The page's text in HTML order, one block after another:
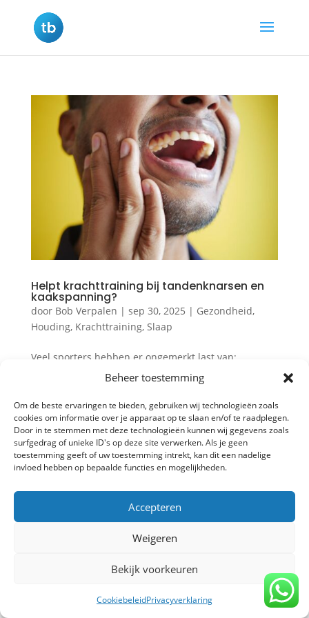
Beheer toestemming
Om de beste ervaringen te bieden, gebruiken wij technologieën zoals
cookies om informatie over je apparaat op te slaan en/of te raadplegen.
Door in te stemmen met deze technologieën kunnen wij gegevens zoals
surfgedrag of unieke ID's op deze site verwerken. Als je geen
toestemming geeft of uw toestemming intrekt, kan dit een nadelige
invloed hebben op bepaalde functies en mogelijkheden.
Accepteren
Weigeren
Bekijk voorkeuren
CookiebeleidPrivacyverklaring
Helpt krachttraining bij tandenknarsen en
kaakspanning?
door Bob Verpalen | sep 30, 2025 | Gezondheid,
Houding, Krachttraining, Slaap
Veel sporters hebben er ongemerkt last van:
spanning in de kaak of zelfs tandenknarsen in de
nacht. Maar kan krachttraining daar iets in
betekenen? Onderzoek wijst uit dat krachttraining
niet alleen effect heeft op de grote spiergroepen,
maar ook invloed kan hebben op...
Privacy verklaring-Algemene voorwaarden-
Copyright TrainBeter 2025 |Website design by
BeatsbySV